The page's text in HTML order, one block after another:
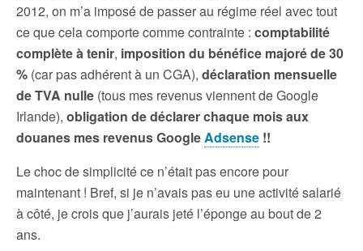
2012, on m’a imposé de passer au régime réel avec tout
ce que cela comporte comme contrainte : comptabilité
complète à tenir, imposition du bénéfice majoré de 30
% (car pas adhérent à un CGA), déclaration mensuelle
de TVA nulle (tous mes revenus viennent de Google
Irlande), obligation de déclarer chaque mois aux
douanes mes revenus GoogleAdsense !!
Le choc de simplicité ce n’était pas encore pour
maintenant ! Bref, si je n’avais pas eu une activité salarié
à côté, je crois que j’aurais jeté l’éponge au bout de 2
ans.